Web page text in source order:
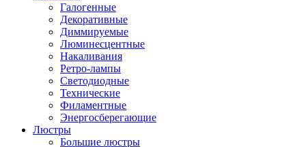
Галогенные
Декоративные
Диммируемые
Люминесцентные
Накаливания
Ретро-лампы
Светодиодные
Технические
Филаментные
Энергосберегающие
Люстры
Большие люстры